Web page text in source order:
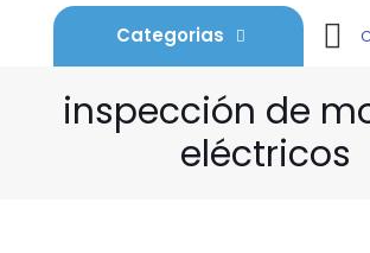
Categorias
inspección de
eléctricos